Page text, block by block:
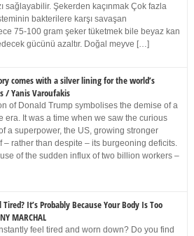
sağlayabilir. Şekerden kaçınmak Çok fazla
bakterilere karşı savaşan
75-100 gram şeker tüketmek bile beyaz kan
gücünü azaltır. Doğal meyve […]
comes with a silver lining for the world’s
/ Yanis Varoufakis
of Donald Trump symbolises the demise of a
era. It was a time when we saw the curious
a superpower, the US, growing stronger
– rather than despite – its burgeoning deficits.
of the sudden influx of two billion workers –
Tired? It’s Probably Because Your Body Is Too
MARCHAL
feel tired and worn down? Do you find